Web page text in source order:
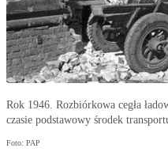
Rok 1946. Rozbiórkowa cegła
czasie podstawowy środek
Foto: PAP